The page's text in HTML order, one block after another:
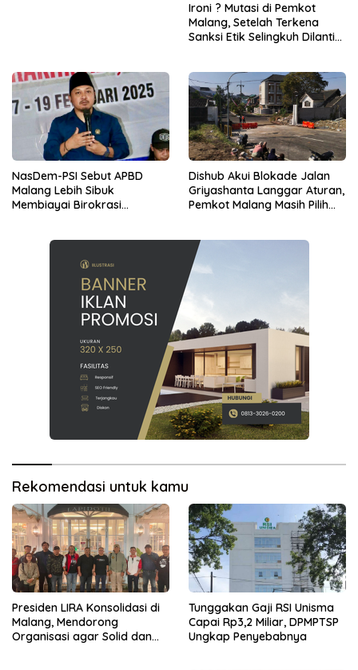
Ironi ? Mutasi di Pemkot
Malang, Setelah Terkena
Sanksi Etik Selingkuh Dilantik,
NasDem-PSI Sebut APBD
Malang Lebih Sibuk
Membiayai Birokrasi
Dishub Akui Blokade Jalan
Griyashanta Langgar Aturan,
Pemkot Malang Masih Pilih
Rekomendasi untuk kamu
Presiden LIRA Konsolidasi di
Malang, Mendorong
Organisasi agar Solid dan
Tunggakan Gaji RSI Unisma
Capai Rp3,2 Miliar, DPMPTSP
Ungkap Penyebabnya